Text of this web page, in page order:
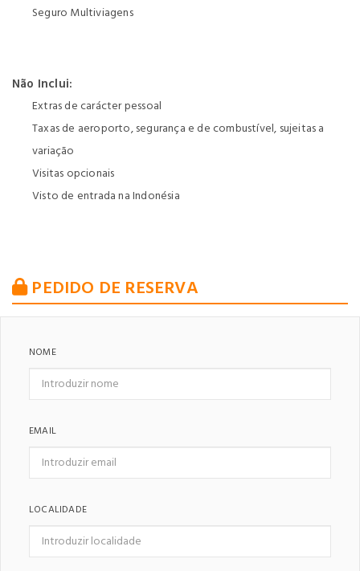
Seguro Multiviagens
Não Inclui:
Extras de carácter pessoal
Taxas de aeroporto, segurança e de combustível, sujeitas a
variação
Visitas opcionais
Visto de entrada na Indonésia
PEDIDO DE RESERVA
NOME
EMAIL
LOCALIDADE